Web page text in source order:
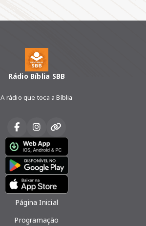
Rádio Bíblia SBB
A rádio que toca a Bíblia
Página Inicial
Programação